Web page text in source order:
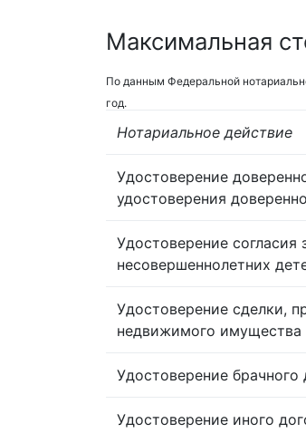
Максимальная
По данным Федеральной
год.
Нотариальное действие
Удостоверение
удостоверения
Удостоверение согласия
несовершеннолетних
Удостоверение сделки,
недвижимого имущества
Удостоверение брачного
Удостоверение иного